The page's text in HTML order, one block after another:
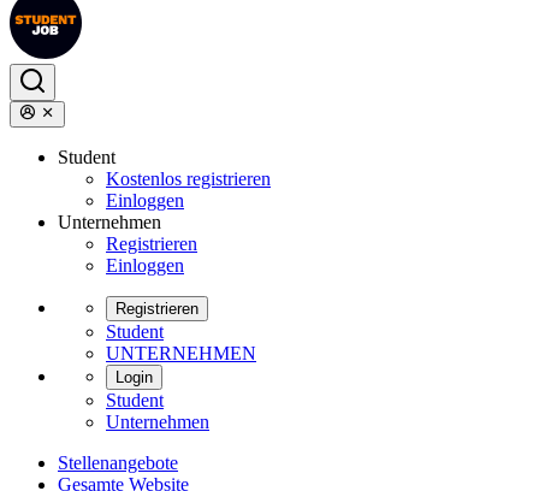
Student
Kostenlos registrieren
Einloggen
Unternehmen
Registrieren
Einloggen
Registrieren
Student
UNTERNEHMEN
Login
Student
Unternehmen
Stellenangebote
Gesamte Website